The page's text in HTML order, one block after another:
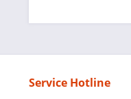
Service Hotline